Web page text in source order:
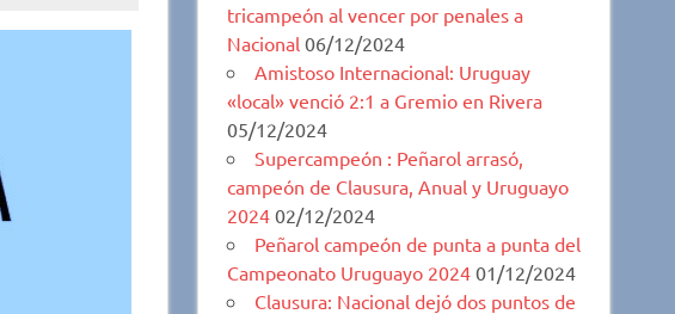
tricampeón al vencer por penales a
Nacional 06/12/2024
Amistoso Internacional: Uruguay
«local» venció 2:1 a Gremio en Rivera
05/12/2024
Supercampeón : Peñarol arrasó,
campeón de Clausura, Anual y Uruguayo
2024 02/12/2024
Peñarol campeón de punta a punta del
Campeonato Uruguayo 2024 01/12/2024
Clausura: Nacional dejó dos puntos de